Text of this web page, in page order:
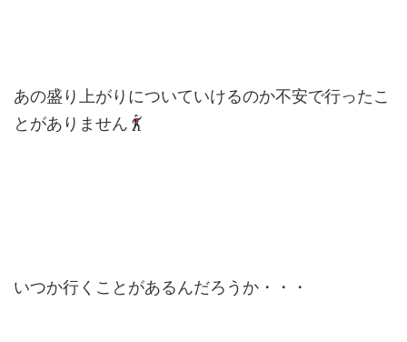
あの盛り上がりについていけるのか不安で行ったこ
とがありません
いつか行くことがあるんだろうか・・・